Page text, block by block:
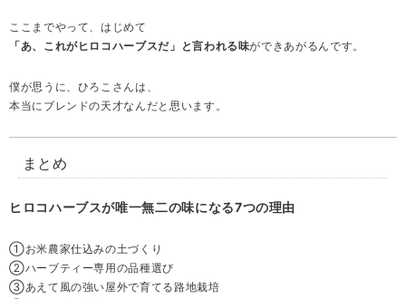
ここまでやって、はじめて
「あ、これがヒロコハーブスだ」と言われる味ができあがるんです。
僕が思うに、ひろこさんは、
本当にブレンドの天才なんだと思います。
まとめ
ヒロコハーブスが唯一無二の味になる7つの理由
①お米農家仕込みの土づくり
②ハーブティー専用の品種選び
③あえて風の強い屋外で育てる路地栽培